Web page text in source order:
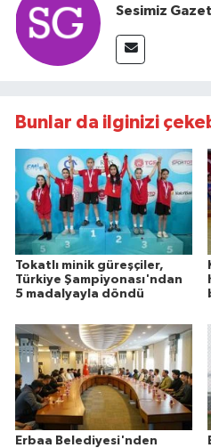
Sesimiz
Bunlar da ilginizi
Tokatlı minik güreşçiler,
Türkiye Şampiyonası'ndan
5 madalyayla döndü
Erbaa Belediyesi'nden